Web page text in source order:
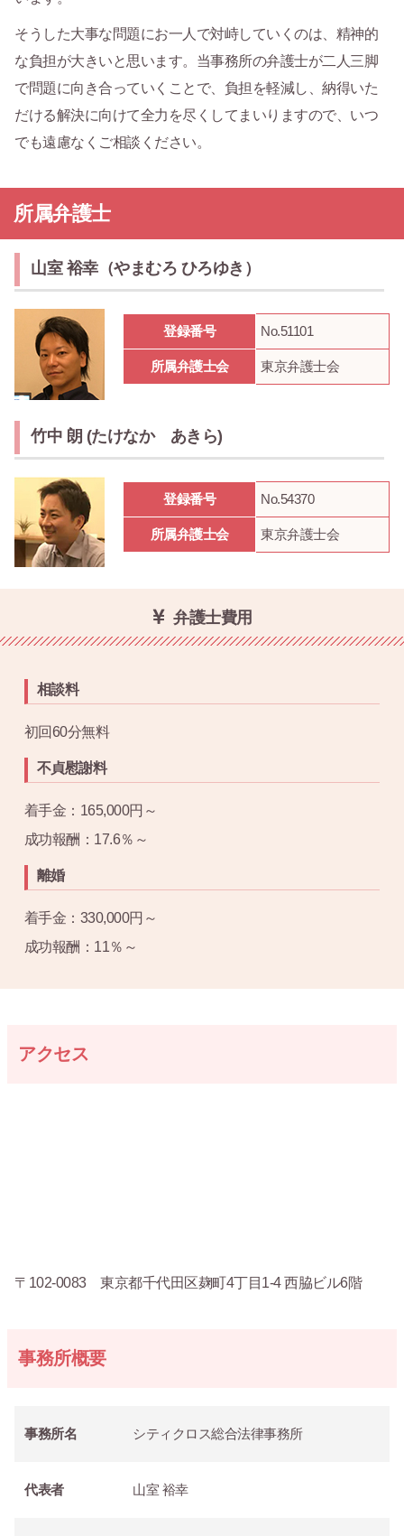
そうした大事な問題にお一人で対峙していくのは、精神的
な負担が大きいと思います。当事務所の弁護士が二人三脚
で問題に向き合っていくことで、負担を軽減し、納得いた
だける解決に向けて全力を尽くしてまいりますので、いつ
でも遠慮なくご相談ください。
所属弁護士
山室 裕幸（やまむろ ひろゆき）
登録番号 No.51101
所属弁護士会 東京弁護士会
竹中 朗 (たけなか あきら)
登録番号 No.54370
所属弁護士会 東京弁護士会
弁護士費用
相談料
初回60分無料
不貞慰謝料
着手金：165,000円～
成功報酬：17.6％～
離婚
着手金：330,000円～
成功報酬：11％～
アクセス
〒102-0083 東京都千代田区麹町4丁目1-4 西脇ビル6階
事務所概要
事務所名 シティクロス総合法律事務所
代表者 山室 裕幸